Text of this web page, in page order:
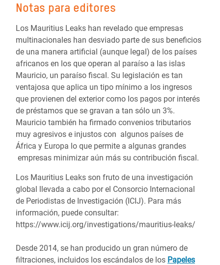
Notas para editores
Los Mauritius Leaks han revelado que empresas
multinacionales han desviado parte de sus beneficios
de una manera artificial (aunque legal) de los países
africanos en los que operan al paraíso a las islas
Mauricio, un paraíso fiscal. Su legislación es tan
ventajosa que aplica un tipo mínimo a los ingresos
que provienen del exterior como los pagos por interés
de préstamos que se gravan a tan sólo un 3%.
Mauricio también ha firmado convenios tributarios
muy agresivos e injustos con algunos países de
África y Europa lo que permite a algunas grandes
empresas minimizar aún más su contribución fiscal.
Los Mauritius Leaks son fruto de una investigación
global llevada a cabo por el Consorcio Internacional
de Periodistas de Investigación (ICIJ). Para más
información, puede consultar:
https://www.icij.org/investigations/mauritius-leaks/
Desde 2014, se han producido un gran número de
filtraciones, incluidos los escándalos de los Papeles